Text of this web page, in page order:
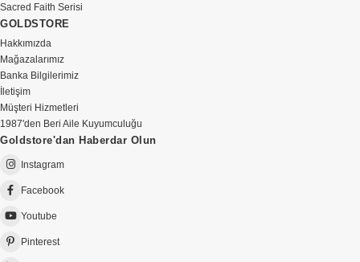
Sacred Faith Serisi
GOLDSTORE
Hakkımızda
Mağazalarımız
Banka Bilgilerimiz
İletişim
Müşteri Hizmetleri
1987'den Beri Aile Kuyumculuğu
Goldstore'dan Haberdar Olun
Instagram
Facebook
Youtube
Pinterest